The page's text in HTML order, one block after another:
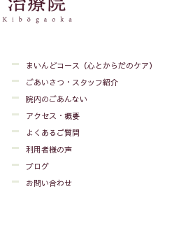
まいんどコース（心とからだのケア）
ごあいさつ・スタッフ紹介
院内のごあんない
アクセス・概要
よくあるご質問
利用者様の声
ブログ
お問い合わせ